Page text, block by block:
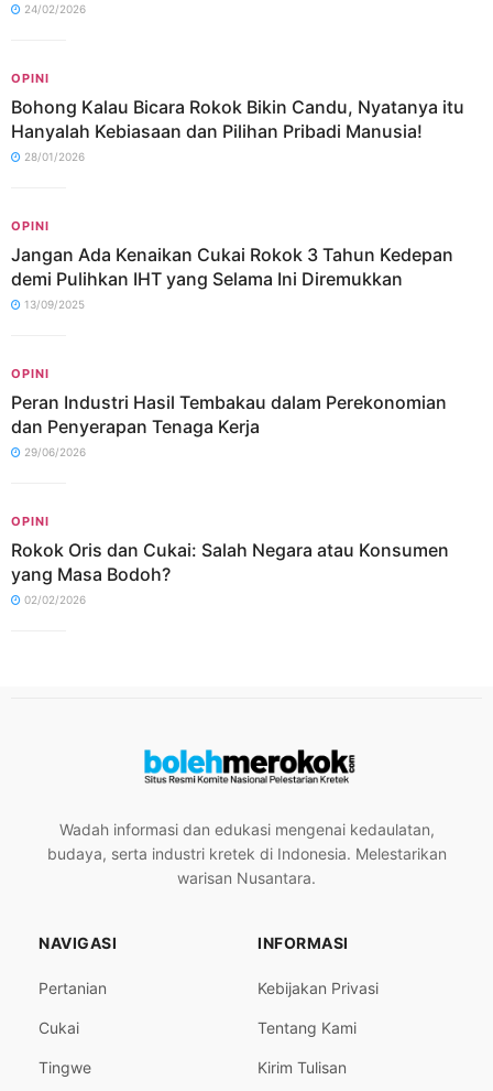
24/02/2026
OPINI
Bohong Kalau Bicara Rokok Bikin Candu, Nyatanya itu
Hanyalah Kebiasaan dan Pilihan Pribadi Manusia!
28/01/2026
OPINI
Jangan Ada Kenaikan Cukai Rokok 3 Tahun Kedepan
demi Pulihkan IHT yang Selama Ini Diremukkan
13/09/2025
OPINI
Peran Industri Hasil Tembakau dalam Perekonomian
dan Penyerapan Tenaga Kerja
29/06/2026
OPINI
Rokok Oris dan Cukai: Salah Negara atau Konsumen
yang Masa Bodoh?
02/02/2026
Wadah informasi dan edukasi mengenai kedaulatan,
budaya, serta industri kretek di Indonesia. Melestarikan
warisan Nusantara.
NAVIGASI
Pertanian
Cukai
Tingwe
INFORMASI
Kebijakan Privasi
Tentang Kami
Kirim Tulisan